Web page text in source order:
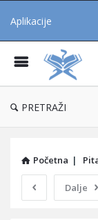
Aplikacije
PRETRAŽI
Početna |
Dalje